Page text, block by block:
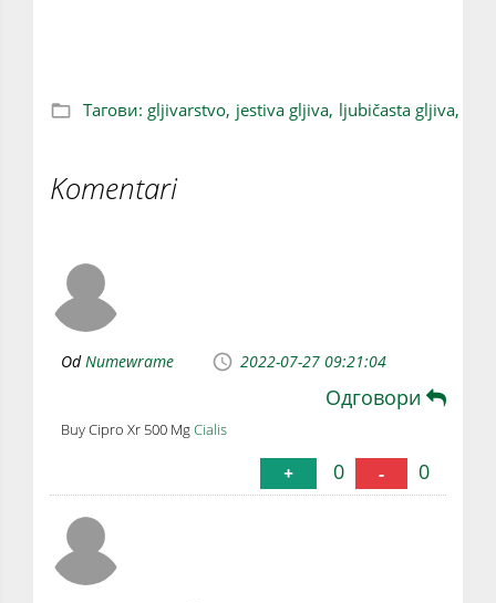
Тагови: gljivarstvo, jestiva gljiva, ljubičasta gljiva,
Komentari
OdNumewrame 2022-07-27 09:21:04
Одговори
Buy Cipro Xr 500 MgCialis
+ 0 - 0